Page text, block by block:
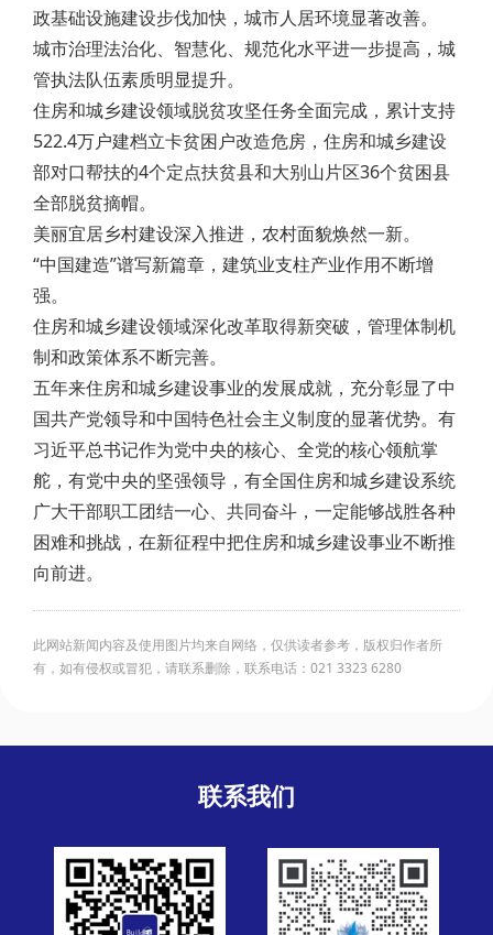
政基础设施建设步伐加快，城市人居环境显著改善。
城市治理法治化、智慧化、规范化水平进一步提高，城
管执法队伍素质明显提升。
住房和城乡建设领域脱贫攻坚任务全面完成，累计支持
522.4万户建档立卡贫困户改造危房，住房和城乡建设
部对口帮扶的4个定点扶贫县和大别山片区36个贫困县
全部脱贫摘帽。
美丽宜居乡村建设深入推进，农村面貌焕然一新。
“中国建造”谱写新篇章，建筑业支柱产业作用不断增
强。
住房和城乡建设领域深化改革取得新突破，管理体制机
制和政策体系不断完善。
五年来住房和城乡建设事业的发展成就，充分彰显了中
国共产党领导和中国特色社会主义制度的显著优势。有
习近平总书记作为党中央的核心、全党的核心领航掌
舵，有党中央的坚强领导，有全国住房和城乡建设系统
广大干部职工团结一心、共同奋斗，一定能够战胜各种
困难和挑战，在新征程中把住房和城乡建设事业不断推
向前进。
此网站新闻内容及使用图片均来自网络，仅供读者参考，版权归作者所
有，如有侵权或冒犯，请联系删除，联系电话：021 3323 6280
联系我们